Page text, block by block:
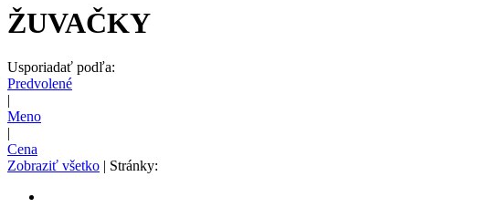
ŽUVAČKY
Usporiadať podľa:
Predvolené
Meno
Cena
Zobraziť všetko | Stránky: